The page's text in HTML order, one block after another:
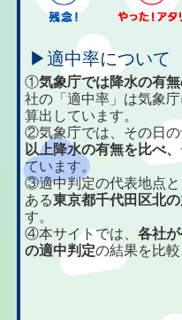
▶適中率について
①気象庁では降水の有
社の「適中率」は気象
算出しています。
②気象庁では、その日
以上降水の有無を比べ、
ています。
③適中判定の代表地点
ある東京都千代田区北
す。
④本サイトでは、各社
の適中判定の結果を比較